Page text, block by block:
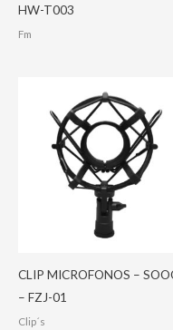
HW-T003
Fm
CLIP MICROFONOS –
– FZJ-01
Clip´s